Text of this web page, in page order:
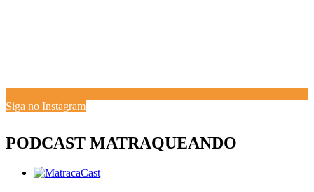
Siga no Instagram
PODCAST MATRAQUEANDO